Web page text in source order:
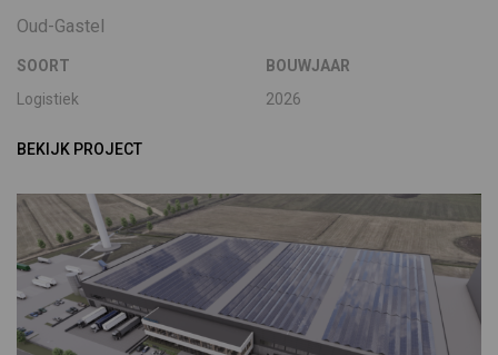
Oud-Gastel
SOORT
Logistiek
BOUWJAAR
2026
BEKIJK PROJECT